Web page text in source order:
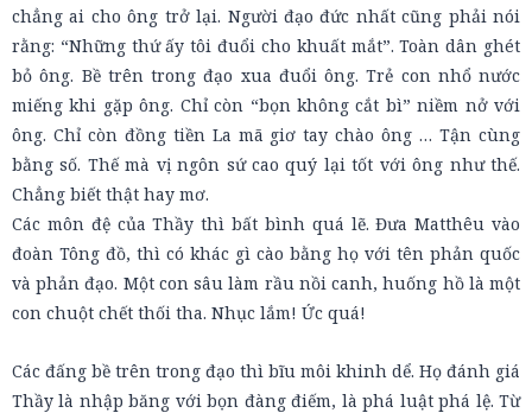
chẳng ai cho ông trở lại. Người đạo đức nhất cũng phải nói
rằng: “Những thứ ấy tôi đuổi cho khuất mắt”. Toàn dân ghét
bỏ ông. Bề trên trong đạo xua đuổi ông. Trẻ con nhổ nước
miếng khi gặp ông. Chỉ còn “bọn không cắt bì” niềm nở với
ông. Chỉ còn đồng tiền La mã giơ tay chào ông … Tận cùng
bằng số. Thế mà vị ngôn sứ cao quý lại tốt với ông như thế.
Chẳng biết thật hay mơ.
Các môn đệ của Thầy thì bất bình quá lẽ. Đưa Matthêu vào
đoàn Tông đồ, thì có khác gì cào bằng họ với tên phản quốc
và phản đạo. Một con sâu làm rầu nồi canh, huống hồ là một
con chuột chết thối tha. Nhục lắm! Ức quá!
Các đấng bề trên trong đạo thì bĩu môi khinh dể. Họ đánh giá
Thầy là nhập băng với bọn đàng điếm, là phá luật phá lệ. Từ